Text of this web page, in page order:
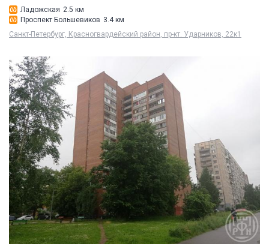
Ладожская 2.5 км
Проспект Большевиков 3.4 км
Санкт-Петербург, Красногвардейский район, пр-кт. Ударников, 22к1